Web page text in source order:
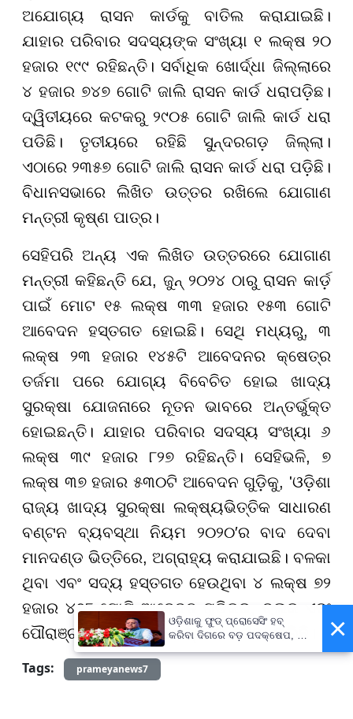
ଅଯୋଗ୍ୟ ରାସନ କାର୍ଡକୁ ବାତିଲ କରାଯାଇଛି।
ଯାହାର ପରିବାର ସଦସ୍ୟଙ୍କ ସଂଖ୍ୟା ୧ ଲକ୍ଷ ୨୦
ହଜାର ୧୯୯ ରହିଛନ୍ତି। ସର୍ବାଧିକ ଖୋର୍ଦ୍ଧା ଜିଲ୍ଲାରେ
୪ ହଜାର ୭୪୭ ଗୋଟି ଜାଲି ରାସନ କାର୍ଡ ଧରାପଡ଼ିଛ।
ଦ୍ୱିତୀୟରେ କଟକରୁ ୨୯୦୫ ଗୋଟି ଜାଲି କାର୍ଡ ଧରା
ପଡିଛି। ତୃତୀୟରେ ରହିଛି ସୁନ୍ଦରଗଡ଼ ଜିଲ୍ଲା।
ଏଠାରେ ୨୩୫୭ ଗୋଟି ଜାଲି ରାସନ କାର୍ଡ ଧରା ପଡ଼ିଛି।
ବିଧାନସଭାରେ ଲିଖିତ ଉତ୍ତର ରଖିଲେ ଯୋଗାଣ
ମନ୍ତ୍ରୀ କୃଷ୍ଣ ପାତ୍ର।
ସେହିପରି ଅନ୍ୟ ଏକ ଲିଖିତ ଉତ୍ତରରେ ଯୋଗାଣ
ମନ୍ତ୍ରୀ କହିଛନ୍ତି ଯେ, ଜୁନ୍ ୨୦୨୪ ଠାରୁ ରାସନ କାର୍ଡ଼
ପାଇଁ ମୋଟ ୧୫ ଲକ୍ଷ ୩୩ ହଜାର ୧୫୩ ଗୋଟି
ଆବେଦନ ହସ୍ତଗତ ହୋଇଛି। ସେଥି ମଧ୍ୟରୁ, ୩
ଲକ୍ଷ ୨୩ ହଜାର ୧୪୫ଟି ଆବେଦନର କ୍ଷେତ୍ର
ତର୍ଜମା ପରେ ଯୋଗ୍ୟ ବିବେଚିତ ହୋଇ ଖାଦ୍ୟ
ସୁରକ୍ଷା ଯୋଜନାରେ ନୂତନ ଭାବରେ ଅନ୍ତର୍ଭୁକ୍ତ
ହୋଇଛନ୍ତି। ଯାହାର ପରିବାର ସଦସ୍ୟ ସଂଖ୍ୟା ୬
ଲକ୍ଷ ୩୯ ହଜାର ୮୨୭ ରହିଛନ୍ତି। ସେହିଭଳି, ୭
ଲକ୍ଷ ୩୭ ହଜାର ୫୩୦ଟି ଆବେଦନ ଗୁଡ଼ିକୁ, 'ଓଡ଼ିଶା
ରାଜ୍ୟ ଖାଦ୍ୟ ସୁରକ୍ଷା ଲକ୍ଷ୍ୟଭିତ୍ତିକ ସାଧାରଣ
ବଣ୍ଟନ ବ୍ୟବସ୍ଥା ନିୟମ ୨୦୨୦′ର ବାଦ ଦେବା
ମାନଦଣ୍ଡ ଭିତ୍ତିରେ, ଅଗ୍ରାହ୍ୟ କରାଯାଇଛି। ବଳକା
ଥିବା ଏବଂ ସଦ୍ୟ ହସ୍ତଗତ ହେଉଥିବା ୪ ଲକ୍ଷ ୭୨
ହଜାର ୪୭୮ ଗୋଟି ଆବେଦନ ଗୁଡ଼ିକର, ବ୍ଲକ ଏବଂ
ପୌରାଞ୍ଚଳ ସ୍ତରରେ କ୍ଷେତ୍ରରେ ତର୍ଜମା ଚାଲିଛି।
Tags:
prameyanews7
×
ଓଡ଼ିଶାକୁ ଫୁଡ୍ ପ୍ରୋସେସିଂ ହବ୍
କରିବା ଦିଗରେ ବଡ଼ ପଦକ୍ଷେପ, ୪୨
ହଜାରରୁ ଅଧିକ ନିଯୁକ୍ତି ସୁଯୋଗ